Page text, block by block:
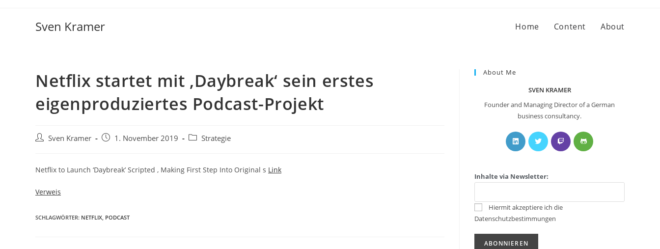
Sven Kramer Home Content About
Netflix startet mit ‚Daybreak‘ sein erstes
eigenproduziertes Podcast-Projekt
Sven Kramer 1. November 2019 Strategie
Netflix to Launch ‘Daybreak’ Scripted , Making First Step Into Original s Link
Verweis
SCHLAGWÖRTER: NETFLIX, PODCAST
About Me
SVEN KRAMER
Founder and Managing Director of a German
business consultancy.
Inhalte via Newsletter:
Hiermit akzeptiere ich die
Datenschutzbestimmungen